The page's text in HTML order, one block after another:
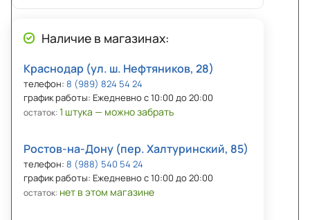
Наличие в магазинах:
Краснодар (ул. ш. Нефтяников, 28)
телефон: 8 (989) 824 54 24
график работы: Ежедневно с 10:00 до 20:00
остаток:1 штука — можно забрать
Ростов-на-Дону (пер. Халтуринский, 85)
телефон: 8 (988) 540 54 24
график работы: Ежедневно с 10:00 до 20:00
остаток: нет в этом магазине